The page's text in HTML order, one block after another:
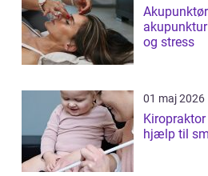
Akupunktør ikast
og stress
01 maj 2026
Kiropraktor
hjælp til